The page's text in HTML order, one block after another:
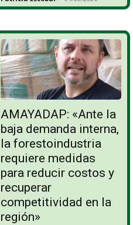
AMAYADAP: «Ante la
baja demanda interna,
la forestoindustria
requiere medidas
para reducir costos y
recuperar
competitividad en la
región»